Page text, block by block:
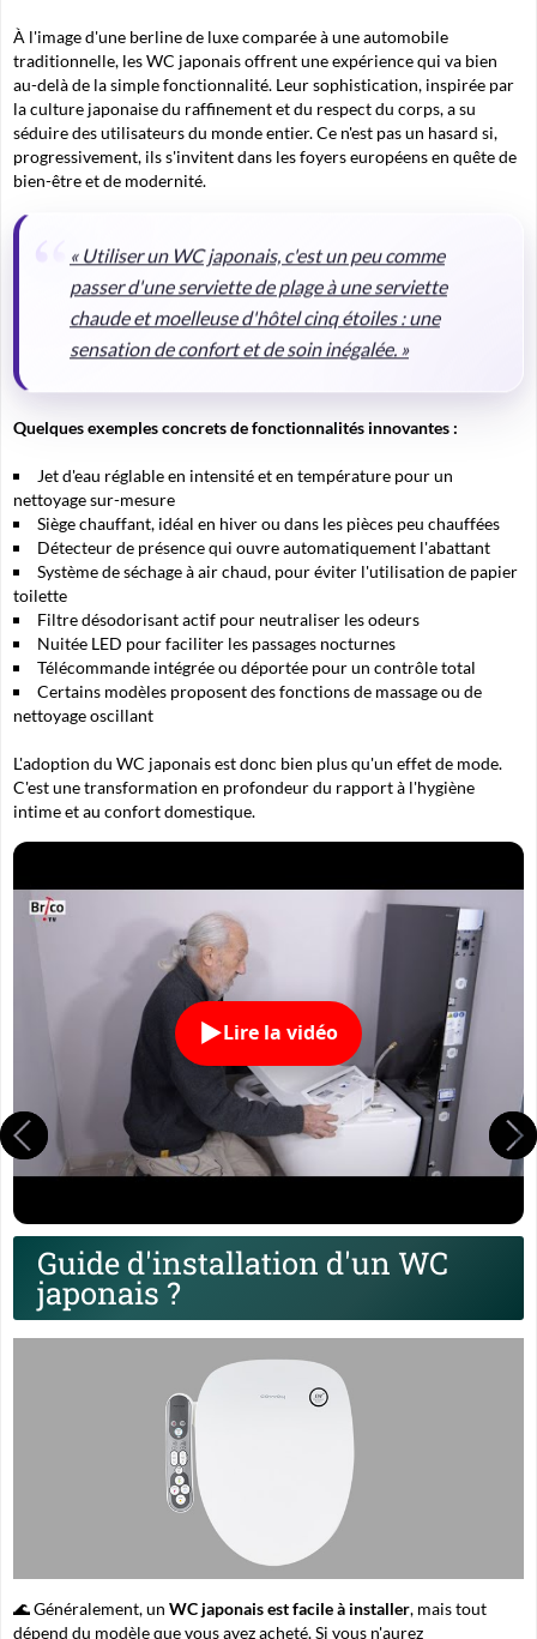
À l'image d'une berline de luxe comparée à une automobile
traditionnelle, les WC japonais offrent une expérience qui va bien
au-delà de la simple fonctionnalité. Leur sophistication, inspirée par
la culture japonaise du raffinement et du respect du corps, a su
séduire des utilisateurs du monde entier. Ce n'est pas un hasard si,
progressivement, ils s'invitent dans les foyers européens en quête de
bien-être et de modernité.
« Utiliser un WC japonais, c'est un peu comme
passer d'une serviette de plage à une serviette
chaude et moelleuse d'hôtel cinq étoiles : une
sensation de confort et de soin inégalée. »
Quelques exemples concrets de fonctionnalités innovantes :
Jet d'eau réglable en intensité et en température pour un
nettoyage sur-mesure
Siège chauffant, idéal en hiver ou dans les pièces peu chauffées
Détecteur de présence qui ouvre automatiquement l'abattant
Système de séchage à air chaud, pour éviter l'utilisation de papier
toilette
Filtre désodorisant actif pour neutraliser les odeurs
Nuitée LED pour faciliter les passages nocturnes
Télécommande intégrée ou déportée pour un contrôle total
Certains modèles proposent des fonctions de massage ou de
nettoyage oscillant
L'adoption du WC japonais est donc bien plus qu'un effet de mode.
C'est une transformation en profondeur du rapport à l'hygiène
intime et au confort domestique.
Lire la vidéo
Guide d'installation d'un WC
japonais ?
🌊 Généralement, un WC japonais est facile à installer, mais tout
dépend du modèle que vous avez acheté. Si vous n'aurez